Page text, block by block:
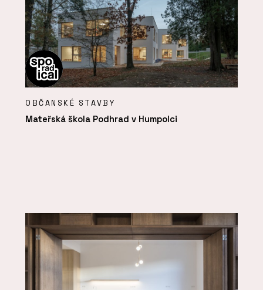
OBČANSKÉ STAVBY
Mateřská škola Podhrad v Humpolci